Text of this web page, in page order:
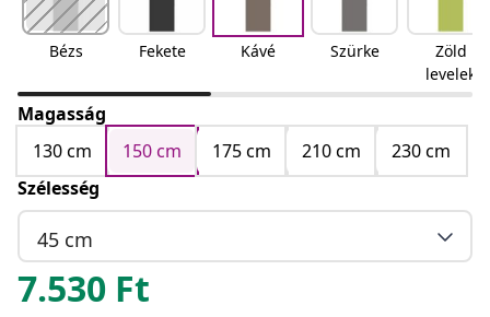
Bézs Fekete Kávé Szürke
Zöld
levelek
Magasság
130 cm
150 cm 175 cm 210 cm
230 cm
Szélesség
45 cm
7.530 Ft